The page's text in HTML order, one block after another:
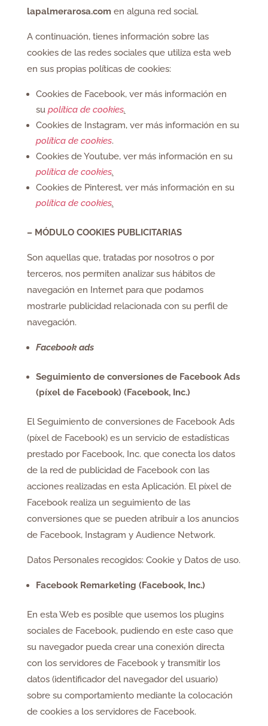
lapalmerarosa.com en alguna red social.
A continuación, tienes información sobre las
cookies de las redes sociales que utiliza esta web
en sus propias políticas de cookies:
Cookies de Facebook, ver más información en
su política de cookies.
Cookies de Instagram, ver más información en su
política de cookies.
Cookies de Youtube, ver más información en su
política de cookies.
Cookies de Pinterest, ver más información en su
política de cookies.
– MÓDULO COOKIES PUBLICITARIAS
Son aquellas que, tratadas por nosotros o por
terceros, nos permiten analizar sus hábitos de
navegación en Internet para que podamos
mostrarle publicidad relacionada con su perfil de
navegación.
Facebook ads
Seguimiento de conversiones de Facebook Ads
(píxel de Facebook) (Facebook, Inc.)
El Seguimiento de conversiones de Facebook Ads
(píxel de Facebook) es un servicio de estadísticas
prestado por Facebook, Inc. que conecta los datos
de la red de publicidad de Facebook con las
acciones realizadas en esta Aplicación. El píxel de
Facebook realiza un seguimiento de las
conversiones que se pueden atribuir a los anuncios
de Facebook, Instagram y Audience Network.
Datos Personales recogidos: Cookie y Datos de uso.
Facebook Remarketing (Facebook, Inc.)
En esta Web es posible que usemos los plugins
sociales de Facebook, pudiendo en este caso que
su navegador pueda crear una conexión directa
con los servidores de Facebook y transmitir los
datos (identificador del navegador del usuario)
sobre su comportamiento mediante la colocación
de cookies a los servidores de Facebook.